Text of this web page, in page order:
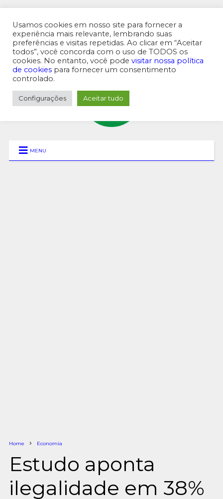
MENU SUPERIOR
MENU
Home Economia
Estudo aponta
ilegalidade em 38%
Usamos cookies em nosso site para fornecer a
experiência mais relevante, lembrando suas
preferências e visitas repetidas. Ao clicar em “Aceitar
todos”, você concorda com o uso de TODOS os
cookies. No entanto, você pode visitar nossa política
de cookies para fornecer um consentimento
controlado.
Configurações Aceitar tudo